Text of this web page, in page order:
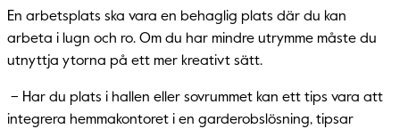
En arbetsplats ska vara en behaglig plats där du kan
arbeta i lugn och ro. Om du har mindre utrymme måste du
utnyttja ytorna på ett mer kreativt sätt.
– Har du plats i hallen eller sovrummet kan ett tips vara att
integrera hemmakontoret i en garderobslösning, tipsar